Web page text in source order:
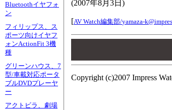
Bluetoothイヤフォ
ン
フィリップス、ス
ポーツ向けイヤフ
ォンActionFit 3機
種
グリーンハウス、7
型/車載対応ポータ
ブルDVDプレーヤ
ー
アクトビラ、劇場
(2007年8月3日 )
[AV Watch編集部/yamaza-
Copyright (c)2007 Impress